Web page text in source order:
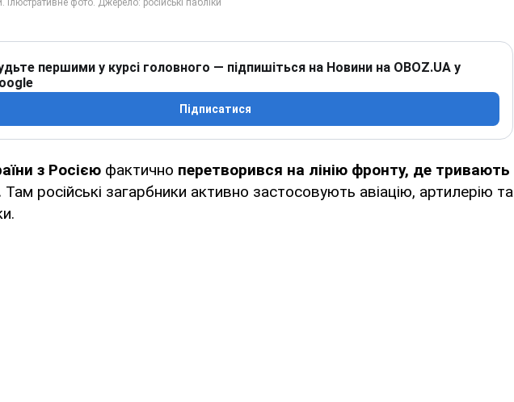
першими у курсі головного — підпишіться на Новини на OBOZ.UA у
Підписатися
з Росією фактично перетворився на лінію фронту, де тривають
Там російські загарбники активно застосовують авіацію, артилерію та